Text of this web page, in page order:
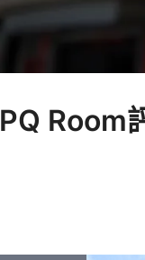
Room